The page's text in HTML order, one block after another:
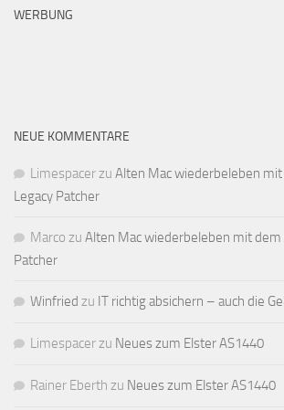
WERBUNG
NEUE KOMMENTARE
Limespacerzu Alten Mac wiederbeleben
Legacy Patcher
Marco zu Alten Mac wiederbeleben mit dem
Patcher
Winfried zu IT richtig absichern – auch die
Limespacerzu Neues zum Elster AS1440
Rainer Eberth zu Neues zum Elster AS1440